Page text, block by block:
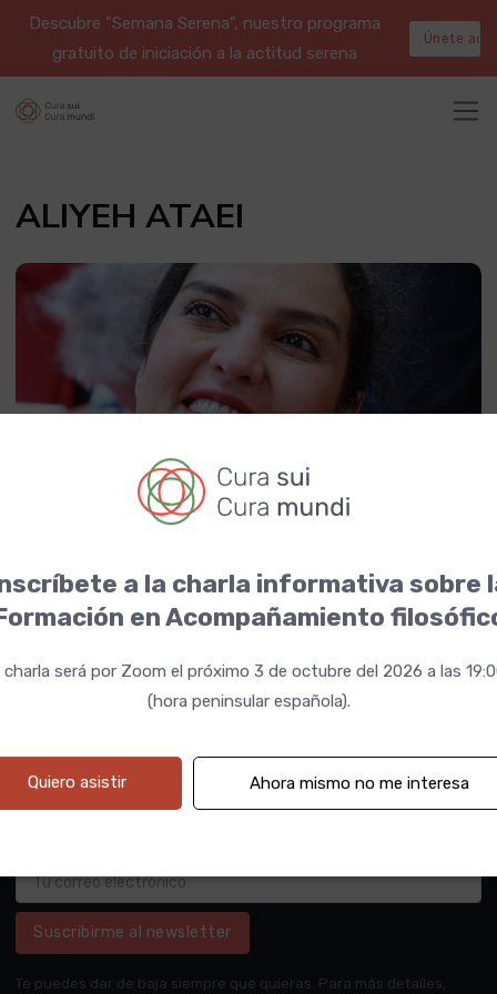
Descubre "Semana Serena", nuestro programa
gratuito de iniciación a la actitud serena
Únete aquí
ALIYEH ATAEI
Suscribirme al newsletter
Te puedes dar de baja siempre que quieras. Para más detalles,
a la charla informativa sobre
en Acompañamiento
charla será por Zoom el próximo 3 de octubre del 2026 a las
(hora peninsular española).
Quiero asistir Ahora mismo no me interesa